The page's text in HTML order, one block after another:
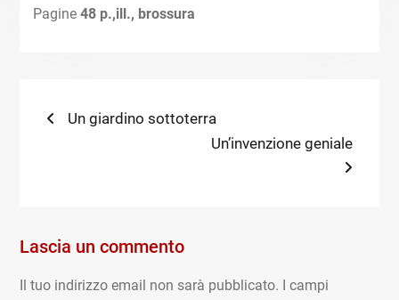
Pagine48 p.,ill., brossura
Navigazione
Previous
Un giardino sottoterra
Next
Un’invenzione geniale
Lascia un commento
Il tuo indirizzo email non sarà pubblicato.
I campi